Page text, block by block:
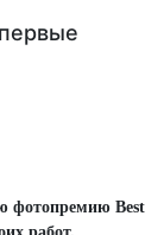
фотопремию Best